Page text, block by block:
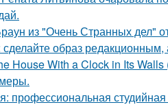
из "Очень Странных дел"
образ редакционным,
House With a Clock in Its Walls
профессиональная